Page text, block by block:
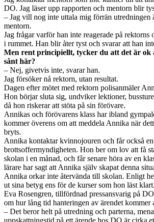
DO. Jag läser upp rapporten och mentorn blir
– Jag vill nog inte uttala mig förrän utredningen
mentorn.
Jag frågar varför han inte reagerade på rektorns
i rummet. Han blir åter tyst och svarar att han
Men rent principiellt, tycker du att det är ok
sånt här?
– Nej, givetvis inte, svarar han.
Jag försöker nå rektorn, utan resultat.
Dagen efter mötet med rektorn polisanmäler
Hon börjar sluta sig, undviker lektioner,
då hon riskerar att stöta på sin förövare.
Annikas och förövarens klass har ibland
kommer överens om att meddela Annika när
bryts.
Annika kontaktar kvinnojouren och får också
brottsoffermyndigheten. Hon ber om lov att få
skolan i en månad, och får senare höra av en
lärare har sagt att Annika själv skapat denna
Annika orkar inte återvända till skolan. Enligt
ut sina betyg ens för de kurser som hon läst klart.
Eva Rosengren, tillfördnad pressansvarig på
om hur lång tid hanteringen av ärendet kommer
– Det beror helt på utredning och parterna,
uppskattningstid på ett ärende hos DO är cirka